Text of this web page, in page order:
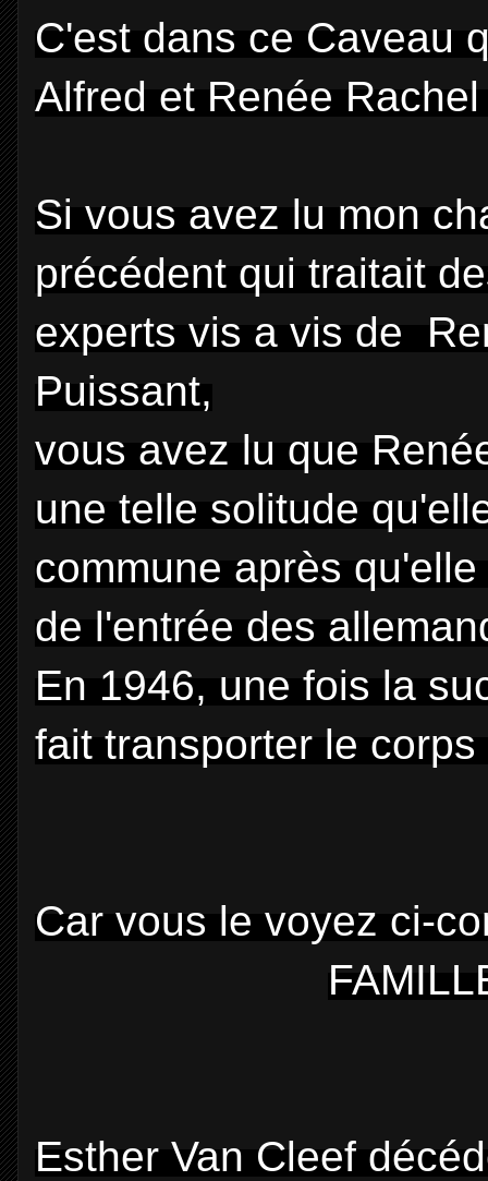
C'est dans ce Caveau
Alfred et Renée
Si vous avez lu mon
précédent qui traitait
experts vis a vis de
Puissant,
vous avez lu que
une telle solitude
commune après
de l'entrée des
En 1946, une fois la
fait transporter le
Car vous le voyez ci-
Esther Van Cleef